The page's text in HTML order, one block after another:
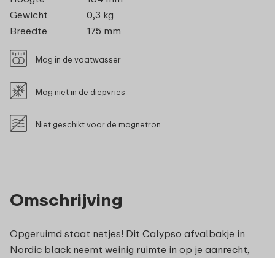
Omschrijving
Opgeruimd staat netjes! Dit Calypso afvalbakje in
Nordic black neemt weinig ruimte in op je aanrecht,
Gewicht
0,3 kg
Breedte
175 mm
Mag in de vaatwasser
Mag niet in de diepvries
Niet geschikt voor de magnetron